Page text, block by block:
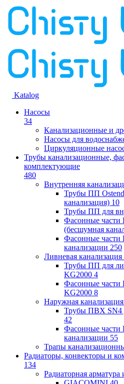
Katalog
Насосы
34
Канализационные и
Насосы для
Циркуляционные
Трубы канализационные,
комплектующие
480
Внутренняя
Трубы ПП
канализация) 10
Трубы ПП для
Фасонные
(бесшумная
Фасонные части
канализации 250
Ливневая канализация
Трубы ПП для
KG2000 4
Фасонные части
KG2000 8
Наружная канализация
Трубы ПВХ SN4
42
Фасонные
канализации 55
Трапы
Радиаторы, конвекторы и
134
Радиаторная арматура